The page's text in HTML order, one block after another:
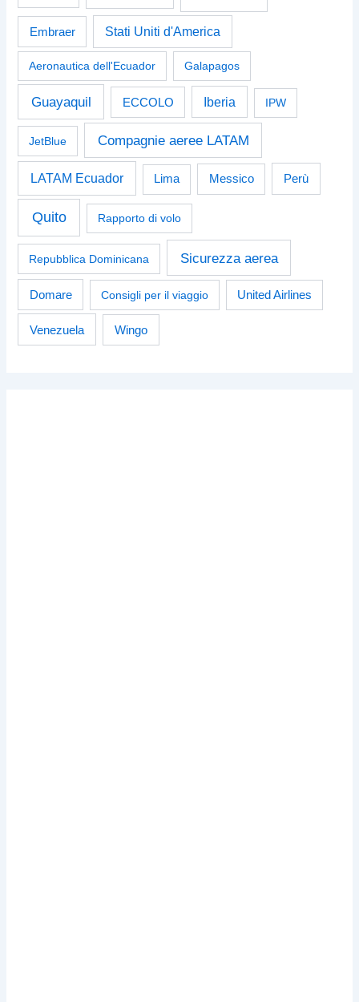
Embraer Stati Uniti d'America
Aeronautica dell'Ecuador Galapagos
Guayaquil ECCOLO Iberia IPW
JetBlue Compagnie aeree LATAM
LATAM Ecuador Lima Messico Perù
Quito Rapporto di volo
Repubblica Dominicana Sicurezza aerea
Domare Consigli per il viaggio United Airlines
Venezuela Wingo